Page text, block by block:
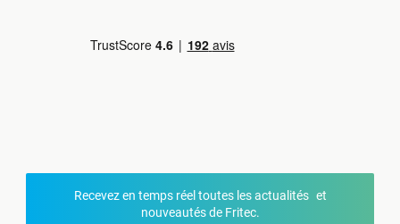
Recevez en temps réel toutes les actualités et
nouveautés de Fritec.